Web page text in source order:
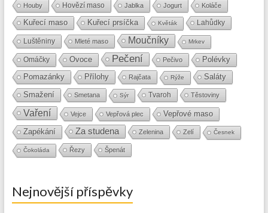
Houby Hovězí maso Jablka Jogurt Koláče
Kuřecí maso Kuřecí prsíčka Květák Lahůdky
Luštěniny Mleté maso Moučníky Mrkev
Omáčky Ovoce Pečení Pečivo Polévky
Pomazánky Přílohy Rajčata Rýže
Saláty
Smažení
Smetana Sýr Tvaroh Těstoviny
Vaření Vejce Vepřová plec
Vepřové maso
Zapékání
Za studena Zelenina Zelí Česnek
Čokoláda Řezy Špenát
Nejnovější příspěvky